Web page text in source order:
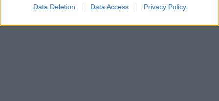
Data Deletion Data Access Privacy Policy